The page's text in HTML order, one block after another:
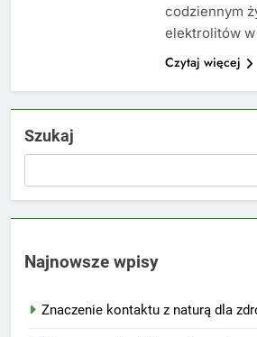
codziennym
elektrolitów
Czytaj więcej
Szukaj
Najnowsze wpisy
Znaczenie kontaktu z naturą dla